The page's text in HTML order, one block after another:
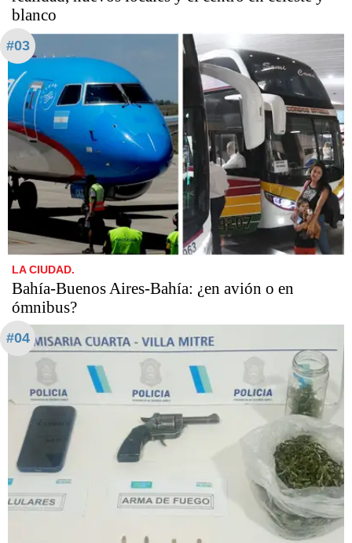
blanco
#03
LA CIUDAD.
Bahía-Buenos Aires-Bahía: ¿en avión o en
ómnibus?
#04